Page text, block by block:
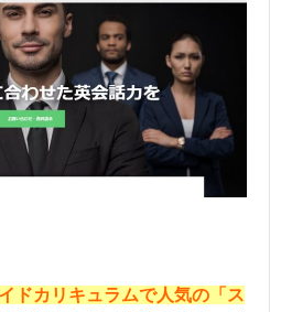
ドカリキュラムで人気の「ス